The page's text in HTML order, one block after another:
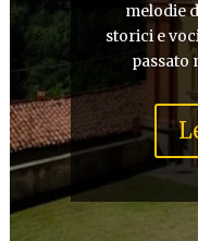
melodie
storici e
passato